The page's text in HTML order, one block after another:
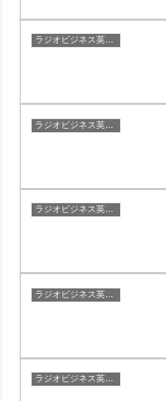
ラジオビジネス英会話
ラジオビジネス英会話
ラジオビジネス英会話
ラジオビジネス英会話
ラジオビジネス英会話